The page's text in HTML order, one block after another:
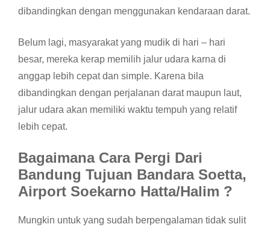
dibandingkan dengan menggunakan kendaraan darat.
Belum lagi, masyarakat yang mudik di hari – hari
besar, mereka kerap memilih jalur udara karna di
anggap lebih cepat dan simple. Karena bila
dibandingkan dengan perjalanan darat maupun laut,
jalur udara akan memiliki waktu tempuh yang relatif
lebih cepat.
Bagaimana Cara Pergi Dari
Bandung Tujuan Bandara Soetta,
Airport Soekarno Hatta/Halim ?
Mungkin untuk yang sudah berpengalaman tidak sulit